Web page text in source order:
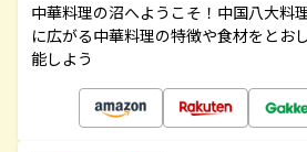
中華料理の沼へようこそ！中国八大料
に広がる中華料理の特徴や食材をとお
能しよう